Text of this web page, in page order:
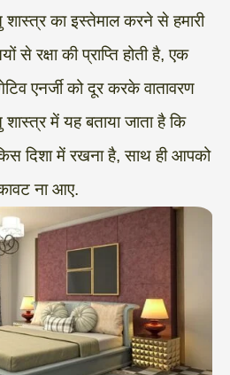
शास्त्र का इस्तेमाल करने से हमारी
से रक्षा की प्राप्ति होती है, एक
एनर्जी को दूर करके वातावरण
शास्त्र में यह बताया जाता है कि
दिशा में रखना है, साथ ही आपको
ना आए.